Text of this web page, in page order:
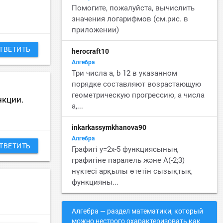
Помогите, пожалуйста, вычислить
значения логарифмов (см.рис. в
приложении)
herocraft10
Алгебра
Три числа a, b 12 в указанном
порядке составляют возрастающую
геометрическую прогрессию, a числа
a,...
inkarkassymkhanova90
Алгебра
Графигі y=2x-5 функциясының
графигіне паралель және A(-2;3)
нүктесі арқылы өтетін сызықтық
функцияны...
Алгебра — раздел математики, который
можно нестрого охарактеризовать как